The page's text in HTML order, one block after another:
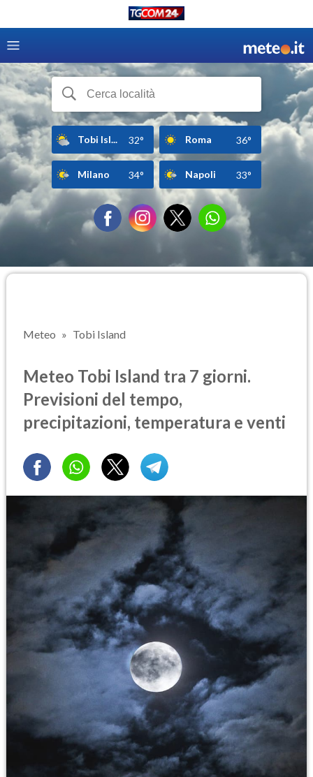
Tobi Isl... 32° Roma 36°
Milano 34° Napoli 33°
Meteo Tobi Island
Meteo Tobi Island tra 7 giorni.
Previsioni del tempo,
precipitazioni, temperatura e venti